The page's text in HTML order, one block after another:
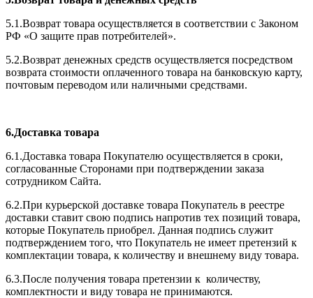
5.1.Возврат товара осуществляется в соответствии с Законом
РФ «О защите прав потребителей».
5.2.Возврат денежных средств осуществляется посредством
возврата стоимости оплаченного товара на банковскую карту,
почтовым переводом или наличными средствами.
6.Доставка товара
6.1.Доставка товара Покупателю осуществляется в сроки,
согласованные Сторонами при подтверждении заказа
сотрудником Сайта.
6.2.При курьерской доставке товара Покупатель в реестре
доставки ставит свою подпись напротив тех позиций товара,
которые Покупатель приобрел. Данная подпись служит
подтверждением того, что Покупатель не имеет претензий к
комплектации товара, к количеству и внешнему виду товара.
6.3.После получения товара претензии к количеству,
комплектности и виду товара не принимаются.